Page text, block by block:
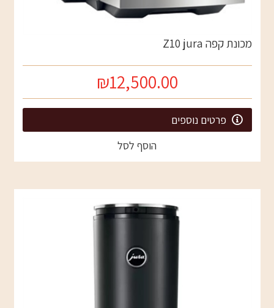
מכונת קפה Z10 jura
₪12,500.00
פרטים נוספים
הוסף לסל